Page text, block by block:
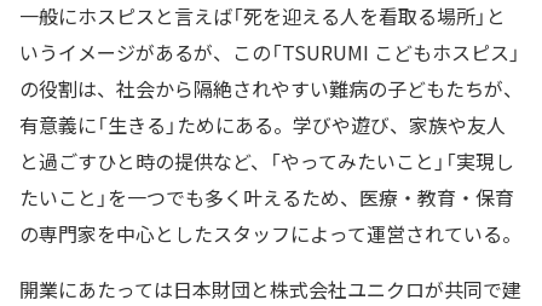
一般にホスピスと言えば「死を迎える人を看取る場所」と
いうイメージがあるが、この「TSURUMI こどもホスピス」
の役割は、社会から隔絶されやすい難病の子どもたちが、
有意義に「生きる」ためにある。学びや遊び、家族や友人
と過ごすひと時の提供など、「やってみたいこと」「実現し
たいこと」を一つでも多く叶えるため、医療・教育・保育
の専門家を中心としたスタッフによって運営されている。
開業にあたっては日本財団と株式会社ユニクロが共同で建